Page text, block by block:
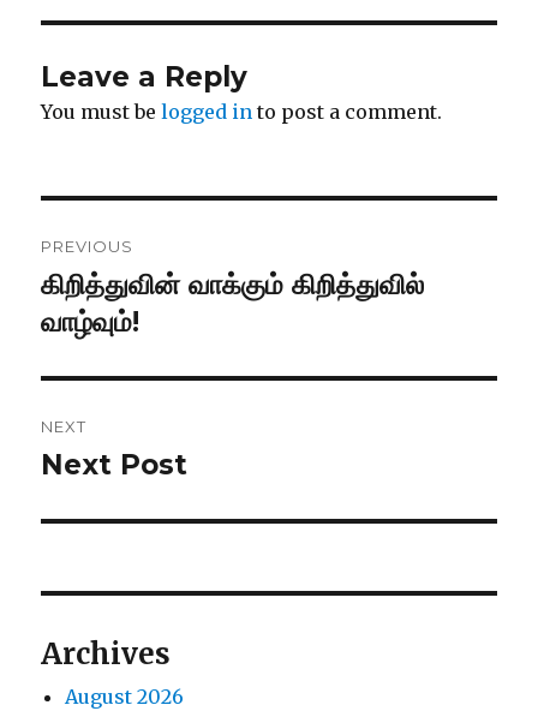
Leave a Reply
You must belogged in to post a comment.
navigation
PREVIOUS
Previous
post:
கிறித்துவின் வாக்கும் கிறித்துவில்
வாழ்வும்!
NEXT
Next
Next Post
Archives
August 2026